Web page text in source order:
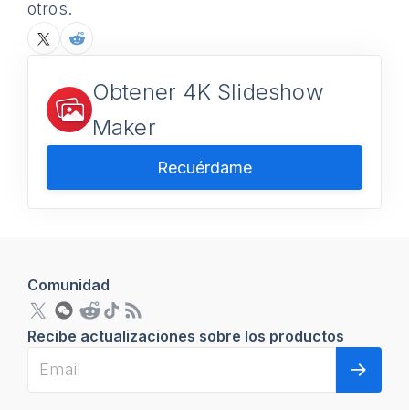
otros.
Obtener 4K Slideshow
Maker
Recuérdame
Comunidad
Recibe actualizaciones sobre los productos